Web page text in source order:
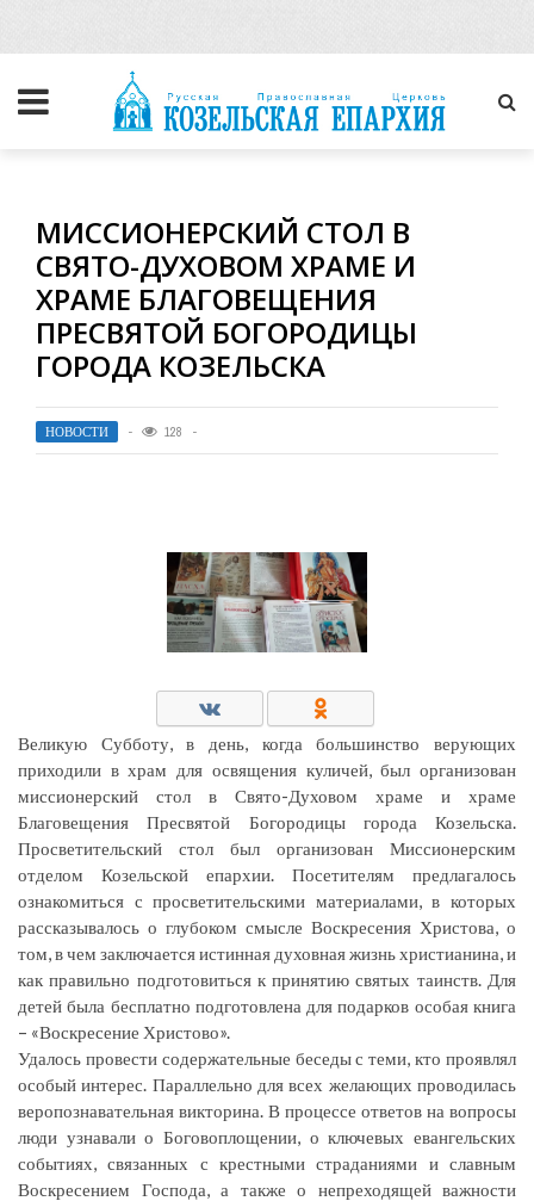
МИССИОНЕРСКИЙ СТОЛ В
СВЯТО-ДУХОВОМ ХРАМЕ И
ХРАМЕ БЛАГОВЕЩЕНИЯ
ПРЕСВЯТОЙ БОГОРОДИЦЫ
ГОРОДА КОЗЕЛЬСКА
НОВОСТИ 128
Великую Субботу, в день, когда большинство верующих
приходили в храм для освящения куличей, был организован
миссионерский стол в Свято-Духовом храме и храме
Благовещения Пресвятой Богородицы города Козельска.
Просветительский стол был организован Миссионерским
отделом Козельской епархии. Посетителям предлагалось
ознакомиться с просветительскими материалами, в которых
рассказывалось о глубоком смысле Воскресения Христова, о
том, в чем заключается истинная духовная жизнь христианина, и
как правильно подготовиться к принятию святых таинств. Для
детей была бесплатно подготовлена для подарков особая книга
– «Воскресение Христово».
Удалось провести содержательные беседы с теми, кто проявлял
особый интерес. Параллельно для всех желающих проводилась
веропознавательная викторина. В процессе ответов на вопросы
люди узнавали о Боговоплощении, о ключевых евангельских
событиях, связанных с крестными страданиями и славным
Воскресением Господа, а также о непреходящей важности